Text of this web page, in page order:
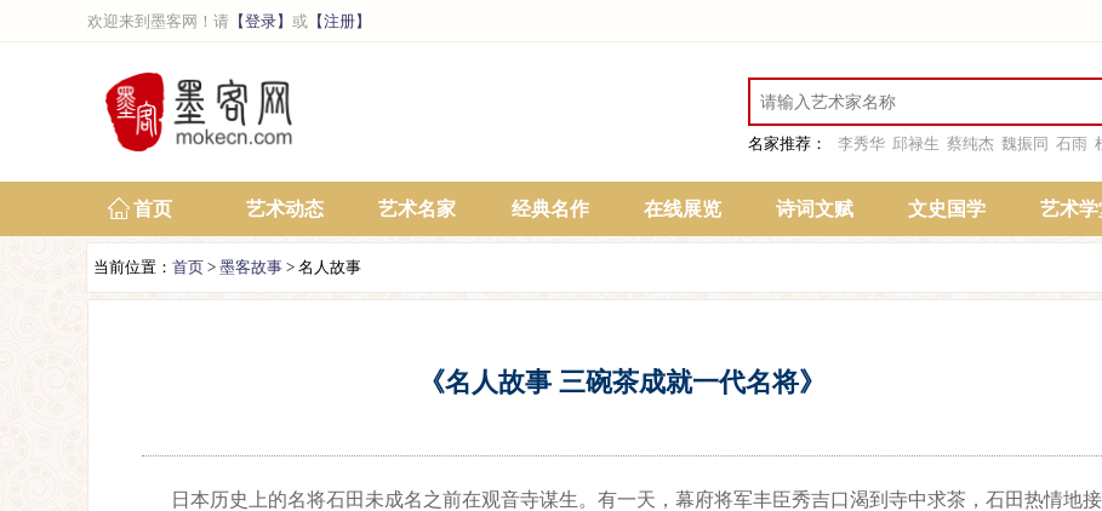
欢迎来到墨客网！请 【登录】 或 【注册】
名家推荐： 李秀华 邱禄生 蔡纯杰 魏振同 石雨
首页 艺术动态 艺术名家 经典名作 在线展览 诗词文赋 文史国学 艺术学
当前位置： 首页 > 墨客故事 > 名人故事
《名人故事 三碗茶成就一代名将》
日本历史上的名将石田未成名之前在观音寺谋生。有一天，幕府将军丰臣秀吉口渴到寺中求茶，石田热情地接